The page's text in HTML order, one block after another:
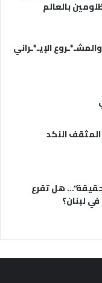
بالعالم
الإيـ*ـراني
النكد
هل تقرع
لبنان؟